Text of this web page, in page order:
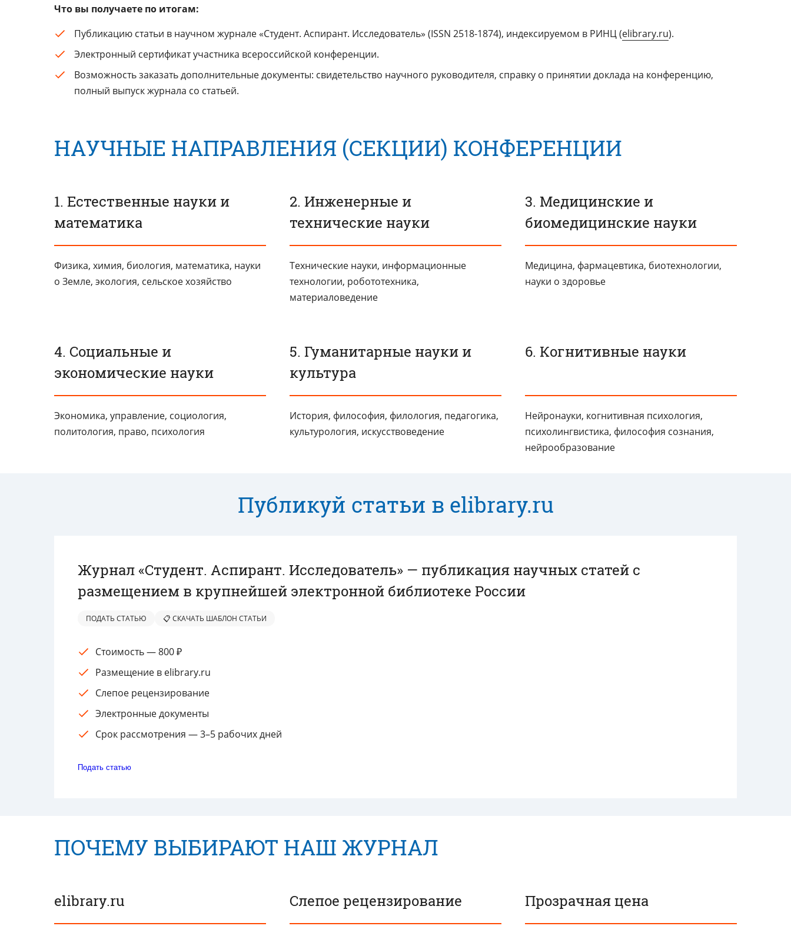
Что вы получаете по итогам:
Публикацию статьи в научном журнале «Студент. Аспирант. Исследователь» (ISSN 2518-1874), индексируемом в РИНЦ (elibrary.ru).
Электронный сертификат участника всероссийской конференции.
Возможность заказать дополнительные документы: свидетельство научного руководителя, справку о принятии доклада на конференцию,
полный выпуск журнала со статьей.
НАУЧНЫЕ НАПРАВЛЕНИЯ (СЕКЦИИ) КОНФЕРЕНЦИИ
1. Естественные науки и
математика
Физика, химия, биология, математика, науки
о Земле, экология, сельское хозяйство
2. Инженерные и
технические науки
Технические науки, информационные
технологии, робототехника,
материаловедение
3. Медицинские и
биомедицинские науки
Медицина, фармацевтика, биотехнологии,
науки о здоровье
4. Социальные и
экономические науки
Экономика, управление, социология,
политология, право, психология
5. Гуманитарные науки и
культура
История, философия, филология, педагогика,
культурология, искусствоведение
6. Когнитивные науки
Нейронауки, когнитивная психология,
психолингвистика, философия сознания,
нейрообразование
Публикуй статьи в elibrary.ru
Журнал «Студент. Аспирант. Исследователь» — публикация научных статей с
размещением в крупнейшей электронной библиотеке России
ПОДАТЬ СТАТЬЮ 📋 СКАЧАТЬ ШАБЛОН СТАТЬИ
Стоимость — 800 ₽
Размещение в elibrary.ru
Слепое рецензирование
Электронные документы
Срок рассмотрения — 3–5 рабочих дней
Подать статью
ПОЧЕМУ ВЫБИРАЮТ НАШ ЖУРНАЛ
elibrary.ru Слепое рецензирование Прозрачная цена